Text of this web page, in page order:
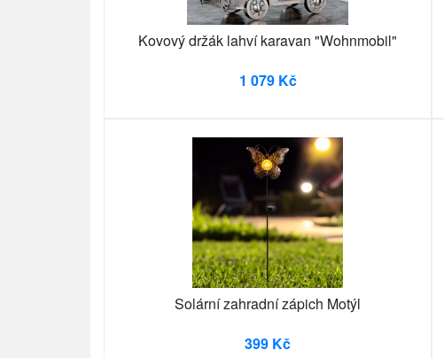
Kovový držák lahví karavan "Wohnmobil"
1 079 Kč
Solární zahradní zápich Motýl
399 Kč